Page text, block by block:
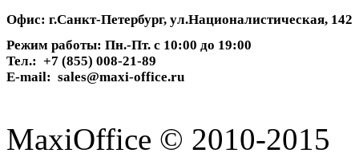
Офис: г.Санкт-Петербург, ул.Националистическая, 142
Режим работы: Пн.-Пт. с 10:00 до 19:00
Тел.: +7 (855) 008-21-89
E-mail: sales@maxi-office.ru
MaxiOffice © 2010-2015